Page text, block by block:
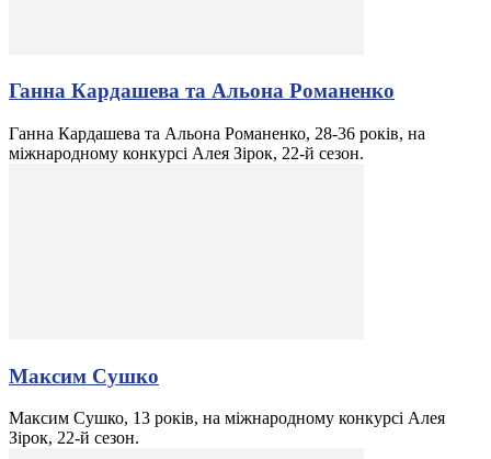
Ганна Кардашева та Альона Романенко
Ганна Кардашева та Альона Романенко, 28-36 років, на
міжнародному конкурсі Алея Зірок, 22-й сезон.
Максим Сушко
Максим Сушко, 13 років, на міжнародному конкурсі Алея
Зірок, 22-й сезон.